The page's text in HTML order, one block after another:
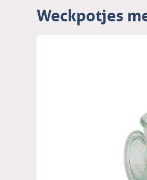
Weckpotjes